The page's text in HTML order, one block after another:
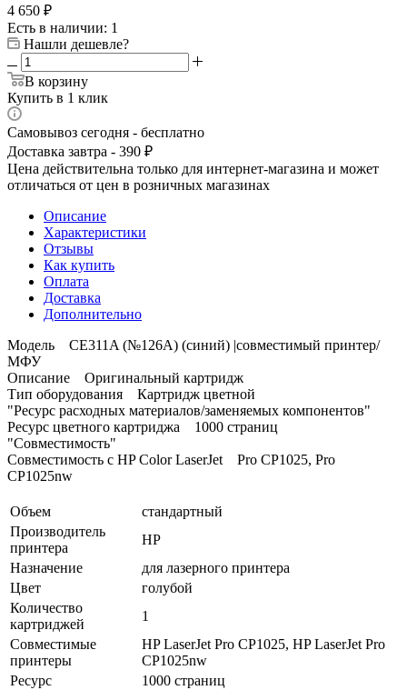
4 650 ₽
Есть в наличии: 1
Нашли дешевле?
В корзину
Купить в 1 клик
Самовывоз сегодня - бесплатно
Доставка завтра - 390 ₽
Цена действительна только для интернет-магазина и может
отличаться от цен в розничных магазинах
Описание
Характеристики
Отзывы
Как купить
Оплата
Доставка
Дополнительно
Модель CE311A (№126A) (синий) |совместимый принтер/
МФУ
Описание Оригинальный картридж
Тип оборудования Картридж цветной
"Ресурс расходных материалов/заменяемых компонентов"
Ресурс цветного картриджа 1000 страниц
"Совместимость"
Совместимость с HP Сolor LaserJet Pro CP1025, Pro
CP1025nw
Объем
стандартный
Производитель
принтера
HP
Назначение
для лазерного принтера
Цвет
голубой
Количество
картриджей
1
Совместимые
принтеры
HP LaserJet Pro CP1025, HP LaserJet Pro
CP1025nw
Ресурс
1000 страниц